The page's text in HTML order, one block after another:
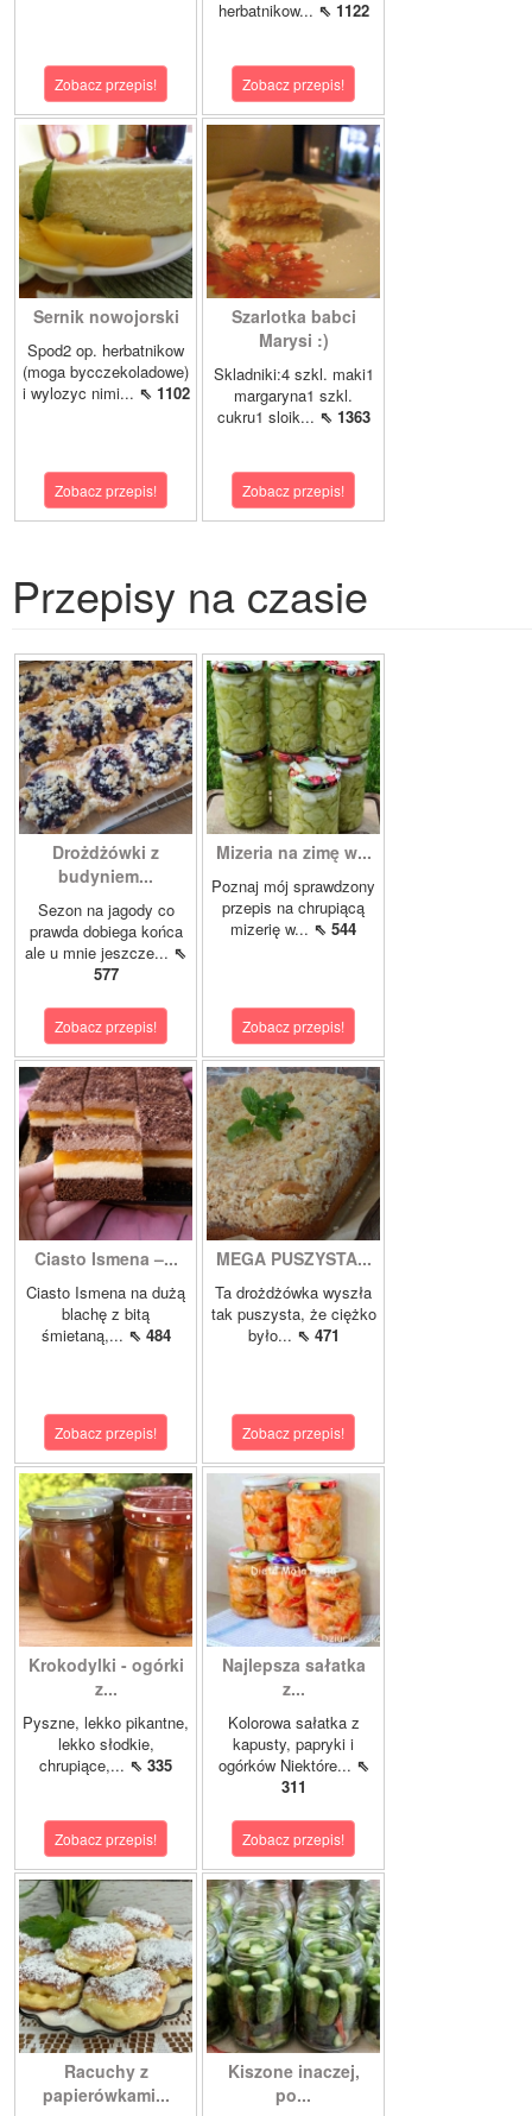
Zobacz przepis!
herbatnikow... ⇖ 1122
Zobacz przepis!
Sernik nowojorski
Spod2 op. herbatnikow
(moga bycczekoladowe)
i wylozyc nimi... ⇖ 1102
Zobacz przepis!
Szarlotka babci
Marysi :)
Skladniki:4 szkl. maki1
margaryna1 szkl.
cukru1 sloik... ⇖ 1363
Zobacz przepis!
Przepisy na czasie
Drożdżówki z
budyniem...
Sezon na jagody co
prawda dobiega końca
ale u mnie jeszcze... ⇖
577
Zobacz przepis!
Mizeria na zimę w...
Poznaj mój sprawdzony
przepis na chrupiącą
mizerię w... ⇖ 544
Zobacz przepis!
Ciasto Ismena –...
Ciasto Ismena na dużą
blachę z bitą
śmietaną,... ⇖ 484
Zobacz przepis!
MEGA PUSZYSTA...
Ta drożdżówka wyszła
tak puszysta, że ciężko
było... ⇖ 471
Zobacz przepis!
Krokodylki - ogórki
z...
Pyszne, lekko pikantne,
lekko słodkie,
chrupiące,... ⇖ 335
Zobacz przepis!
Najlepsza sałatka
z...
Kolorowa sałatka z
kapusty, papryki i
ogórków Niektóre... ⇖
311
Zobacz przepis!
Racuchy z
papierówkami...
Kiszone inaczej,
po...